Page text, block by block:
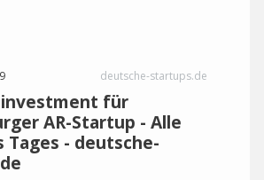
deutsche-startups.de
für
AR-Startup - Alle
Tages - deutsche-